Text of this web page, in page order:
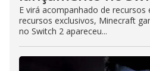
E virá acompanhado de recursos
recursos exclusivos, Minecraft
no Switch 2 apareceu...